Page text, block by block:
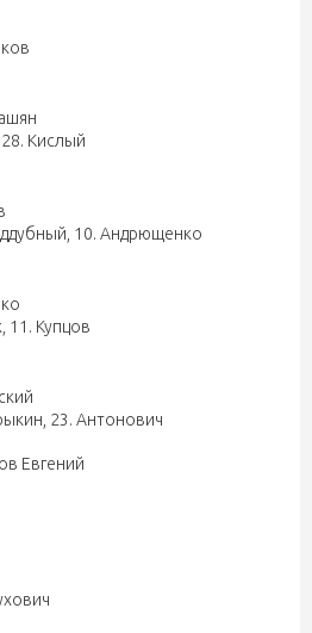
28. Кислый
10. Андрющенко
11. Купцов
23. Антонович
Евгений